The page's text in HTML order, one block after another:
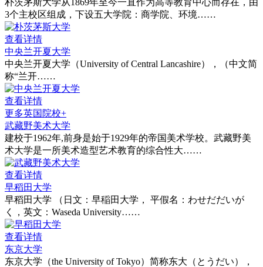
朴茨茅斯大学从1869年至今一直作为高等教育中心而存在，由
3个主校区组成，下设五大学院：商学院、环境……
查看详情
中央兰开夏大学
中央兰开夏大学（University of Central Lancashire），（中文简
称“兰开……
查看详情
更多英国院校+
武藏野美术大学
建校于1962年,前身是始于1929年的帝国美术学校。武藏野美
术大学是一所美术造型艺术教育的综合性大……
查看详情
早稻田大学
早稻田大学 （日文：早稲田大学， 平假名：わせだだいが
く，英文：Waseda University……
查看详情
东京大学
东京大学（the University of Tokyo）简称东大（とうだい），